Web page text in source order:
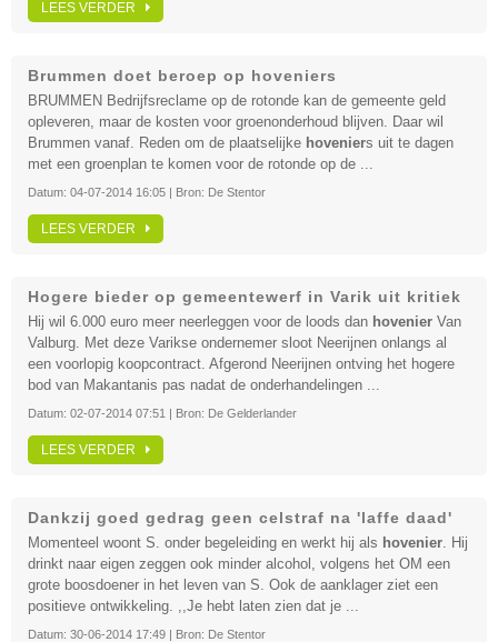
LEES VERDER
Brummen doet beroep op hoveniers
BRUMMEN Bedrijfsreclame op de rotonde kan de gemeente geld
opleveren, maar de kosten voor groenonderhoud blijven. Daar wil
Brummen vanaf. Reden om de plaatselijke hoveniers uit te dagen
met een groenplan te komen voor de rotonde op de ...
Datum: 04-07-2014 16:05 | Bron: De Stentor
LEES VERDER
Hogere bieder op gemeentewerf in Varik uit kritiek
Hij wil 6.000 euro meer neerleggen voor de loods dan hovenier Van
Valburg. Met deze Varikse ondernemer sloot Neerijnen onlangs al
een voorlopig koopcontract. Afgerond Neerijnen ontving het hogere
bod van Makantanis pas nadat de onderhandelingen ...
Datum: 02-07-2014 07:51 | Bron: De Gelderlander
LEES VERDER
Dankzij goed gedrag geen celstraf na 'laffe daad'
Momenteel woont S. onder begeleiding en werkt hij als hovenier. Hij
drinkt naar eigen zeggen ook minder alcohol, volgens het OM een
grote boosdoener in het leven van S. Ook de aanklager ziet een
positieve ontwikkeling. ,,Je hebt laten zien dat je ...
Datum: 30-06-2014 17:49 | Bron: De Stentor